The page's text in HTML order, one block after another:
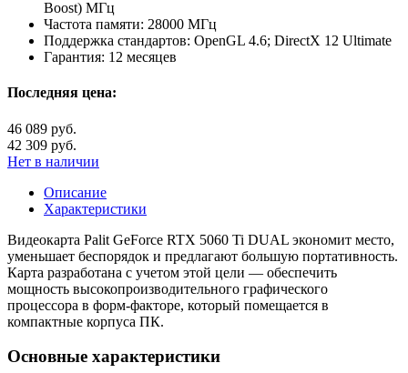
Boost) МГц
Частота памяти: 28000 МГц
Поддержка стандартов: OpenGL 4.6; DirectX 12 Ultimate
Гарантия: 12 месяцев
Последняя цена:
46 089 руб.
42 309 руб.
Нет в наличии
Описание
Характеристики
Видеокарта Palit GeForce RTX 5060 Ti DUAL экономит место,
уменьшает беспорядок и предлагают большую портативность.
Карта разработана с учетом этой цели — обеспечить
мощность высокопроизводительного графического
процессора в форм-факторе, который помещается в
компактные корпуса ПК.
Основные характеристики